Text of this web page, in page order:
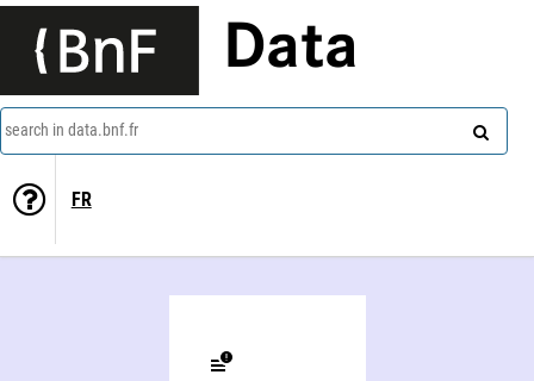
Data
search in data.bnf.fr
FR